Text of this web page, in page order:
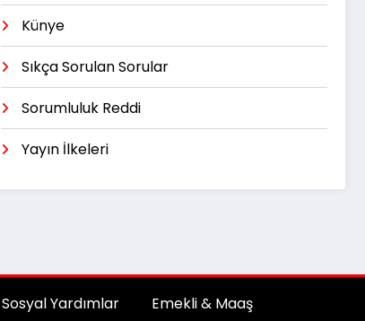
Künye
Sıkça Sorulan Sorular
Sorumluluk Reddi
Yayın İlkeleri
Sosyal Yardımlar Emekli & Maaş